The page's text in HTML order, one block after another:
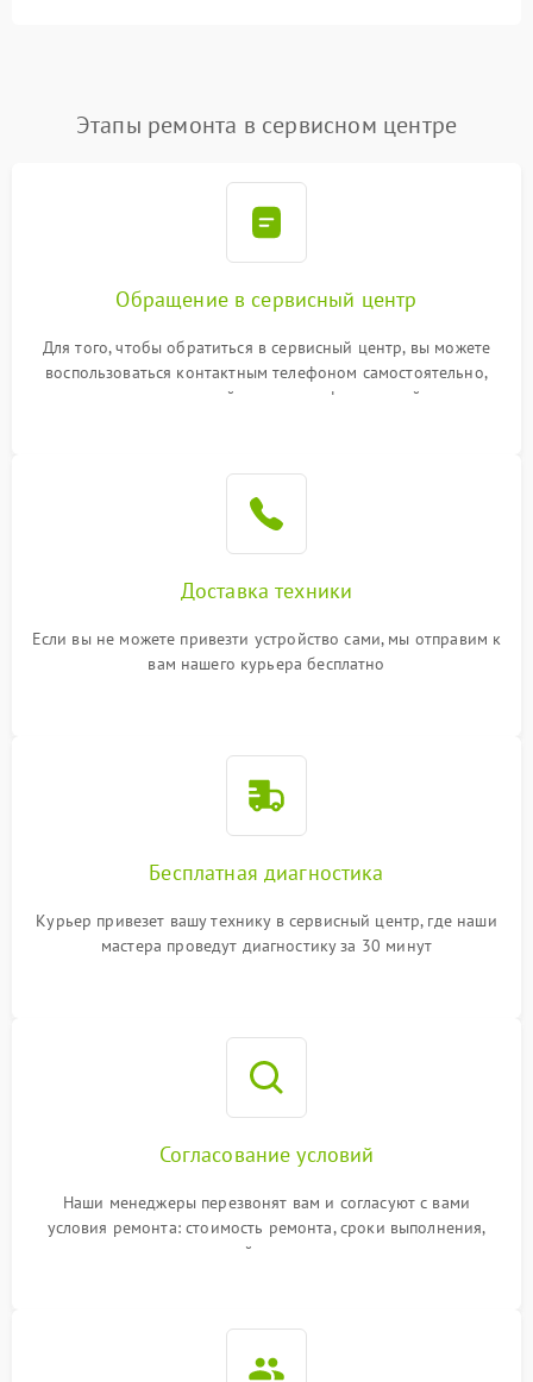
Этапы ремонта в сервисном центре
Обращение в сервисный центр
Для того, чтобы обратиться в сервисный центр, вы можете
воспользоваться контактным телефоном самостоятельно,
или оставить свой номер телефона на сайте
Доставка техники
Если вы не можете привезти устройство сами, мы отправим к
вам нашего курьера бесплатно
Бесплатная диагностика
Курьер привезет вашу технику в сервисный центр, где наши
мастера проведут диагностику за 30 минут
Согласование условий
Наши менеджеры перезвонят вам и согласуют с вами
условия ремонта: стоимость ремонта, сроки выполнения,
гарантийные условия